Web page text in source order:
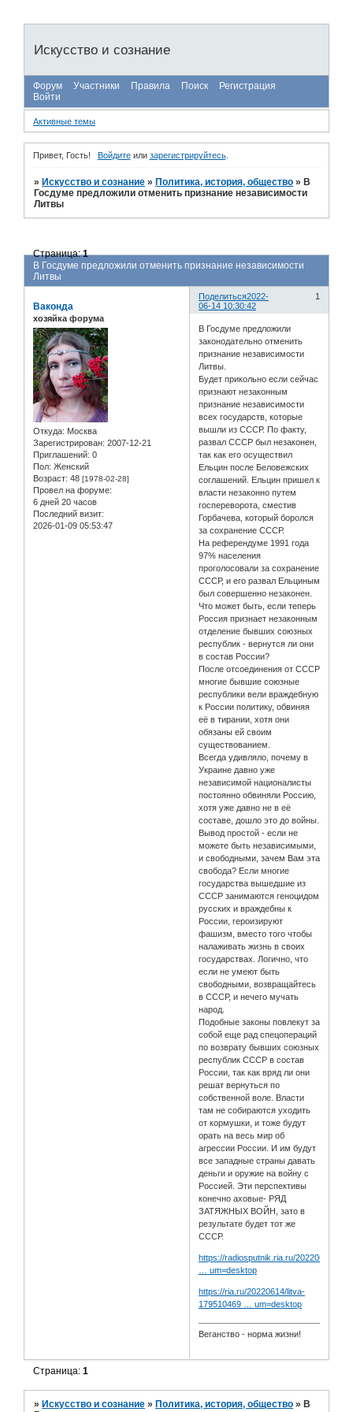
Искусство и сознание
Форум Участники Правила Поиск
Регистрация
Войти
Активные темы
Привет, Гость! Войдитеили зарегистрируйтесь.
» Искусство и сознание » Политика, история, общество » В
Госдуме предложили отменить признание независимости
Литвы
В Госдуме предложили отменить признание независимости
Литвы
Страница:1
Поделиться 1
2022-
06-14 10:30:42
Ваконда
хозяйка форума
Откуда: Москва
Зарегистрирован: 2007-12-21
Приглашений: 0
Пол: Женский
Возраст: 48 [1978-02-28]
Провел на форуме:
6 дней 20 часов
Последний визит:
2026-01-09 05:53:47
В Госдуме предложили
законодательно отменить
признание независимости
Литвы.
Будет прикольно если сейчас
признают незаконным
признание независимости
всех государств, которые
вышли из СССР. По факту,
развал СССР был незаконен,
так как его осуществил
Ельцин после Беловежских
соглашений. Ельцин пришел к
власти незаконно путем
госпереворота, сместив
Горбачева, который боролся
за сохранение СССР.
На референдуме 1991 года
97% населения
проголосовали за сохранение
СССР, и его развал Ельциным
был совершенно незаконен.
Что может быть, если теперь
Россия признает незаконным
отделение бывших союзных
республик - вернутся ли они
в состав России?
После отсоединения от СССР
многие бывшие союзные
республики вели враждебную
к России политику, обвиняя
её в тирании, хотя они
обязаны ей своим
существованием.
Всегда удивляло, почему в
Украине давно уже
независимой националисты
постоянно обвиняли Россию,
хотя уже давно не в её
составе, дошло это до войны.
Вывод простой - если не
можете быть независимыми,
и свободными, зачем Вам эта
свобода? Если многие
государства вышедшие из
СССР занимаются геноцидом
русских и враждебны к
России, героизируют
фашизм, вместо того чтобы
налаживать жизнь в своих
государствах. Логично, что
если не умеют быть
свободными, возвращайтесь
в СССР, и нечего мучать
народ.
Подобные законы повлекут за
собой еще рад спецопераций
по возврату бывших союзных
республик СССР в состав
России, так как вряд ли они
решат вернуться по
собственной воле. Власти
там не собираются уходить
от кормушки, и тоже будут
орать на весь мир об
агрессии России. И им будут
все западные страны давать
деньги и оружие на войну с
Россией. Эти перспективы
конечно аховые- РЯД
ЗАТЯЖНЫХ ВОЙН, зато в
результате будет тот же
СССР.
https://radiosputnik.ria.ru/20220614/ne
… um=desktop
https://ria.ru/20220614/litva-
179510469 … um=desktop
Веганство - норма жизни!
Страница:1
»Искусство и сознание »Политика, история, общество »В